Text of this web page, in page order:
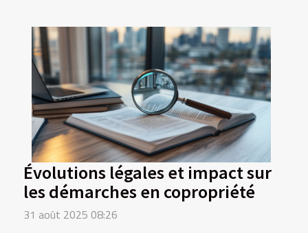
Évolutions légales et impact sur
les démarches en copropriété
31 août 2025 08:26